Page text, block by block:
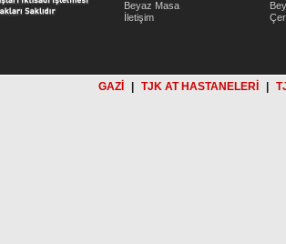
Beyaz Masa
İletişim
GAZİ TJK AT HASTANELERİ